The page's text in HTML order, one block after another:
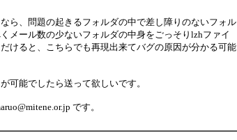
ら、問題の起きるフォルダの中で差し障りのないフォル
メール数の少ないフォルダの中身をごっそりlzhファイ
けると、こちらでも再現出来てバグの原因が分かる可能
可能でしたら送って欲しいです。
です。